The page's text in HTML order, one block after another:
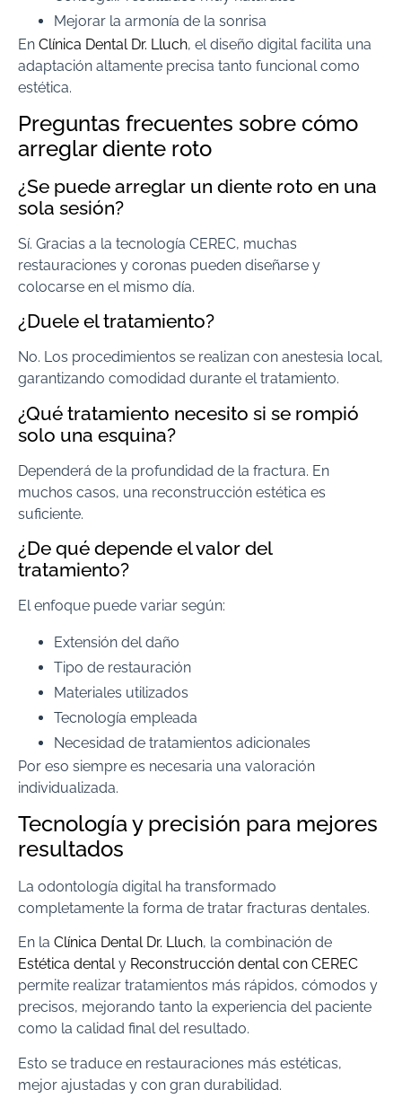
Mejorar la armonía de la sonrisa
En Clínica Dental Dr. Lluch, el diseño digital facilita una
adaptación altamente precisa tanto funcional como
estética.
Preguntas frecuentes sobre cómo
arreglar diente roto
¿Se puede arreglar un diente roto en una
sola sesión?
Sí. Gracias a la tecnología CEREC, muchas
restauraciones y coronas pueden diseñarse y
colocarse en el mismo día.
¿Duele el tratamiento?
No. Los procedimientos se realizan con anestesia local,
garantizando comodidad durante el tratamiento.
¿Qué tratamiento necesito si se rompió
solo una esquina?
Dependerá de la profundidad de la fractura. En
muchos casos, una reconstrucción estética es
suficiente.
¿De qué depende el valor del
tratamiento?
El enfoque puede variar según:
Extensión del daño
Tipo de restauración
Materiales utilizados
Tecnología empleada
Necesidad de tratamientos adicionales
Por eso siempre es necesaria una valoración
individualizada.
Tecnología y precisión para mejores
resultados
La odontología digital ha transformado
completamente la forma de tratar fracturas dentales.
En la Clínica Dental Dr. Lluch, la combinación de
Estética dentaly Reconstrucción dental con CEREC
permite realizar tratamientos más rápidos, cómodos y
precisos, mejorando tanto la experiencia del paciente
como la calidad final del resultado.
Esto se traduce en restauraciones más estéticas,
mejor ajustadas y con gran durabilidad.